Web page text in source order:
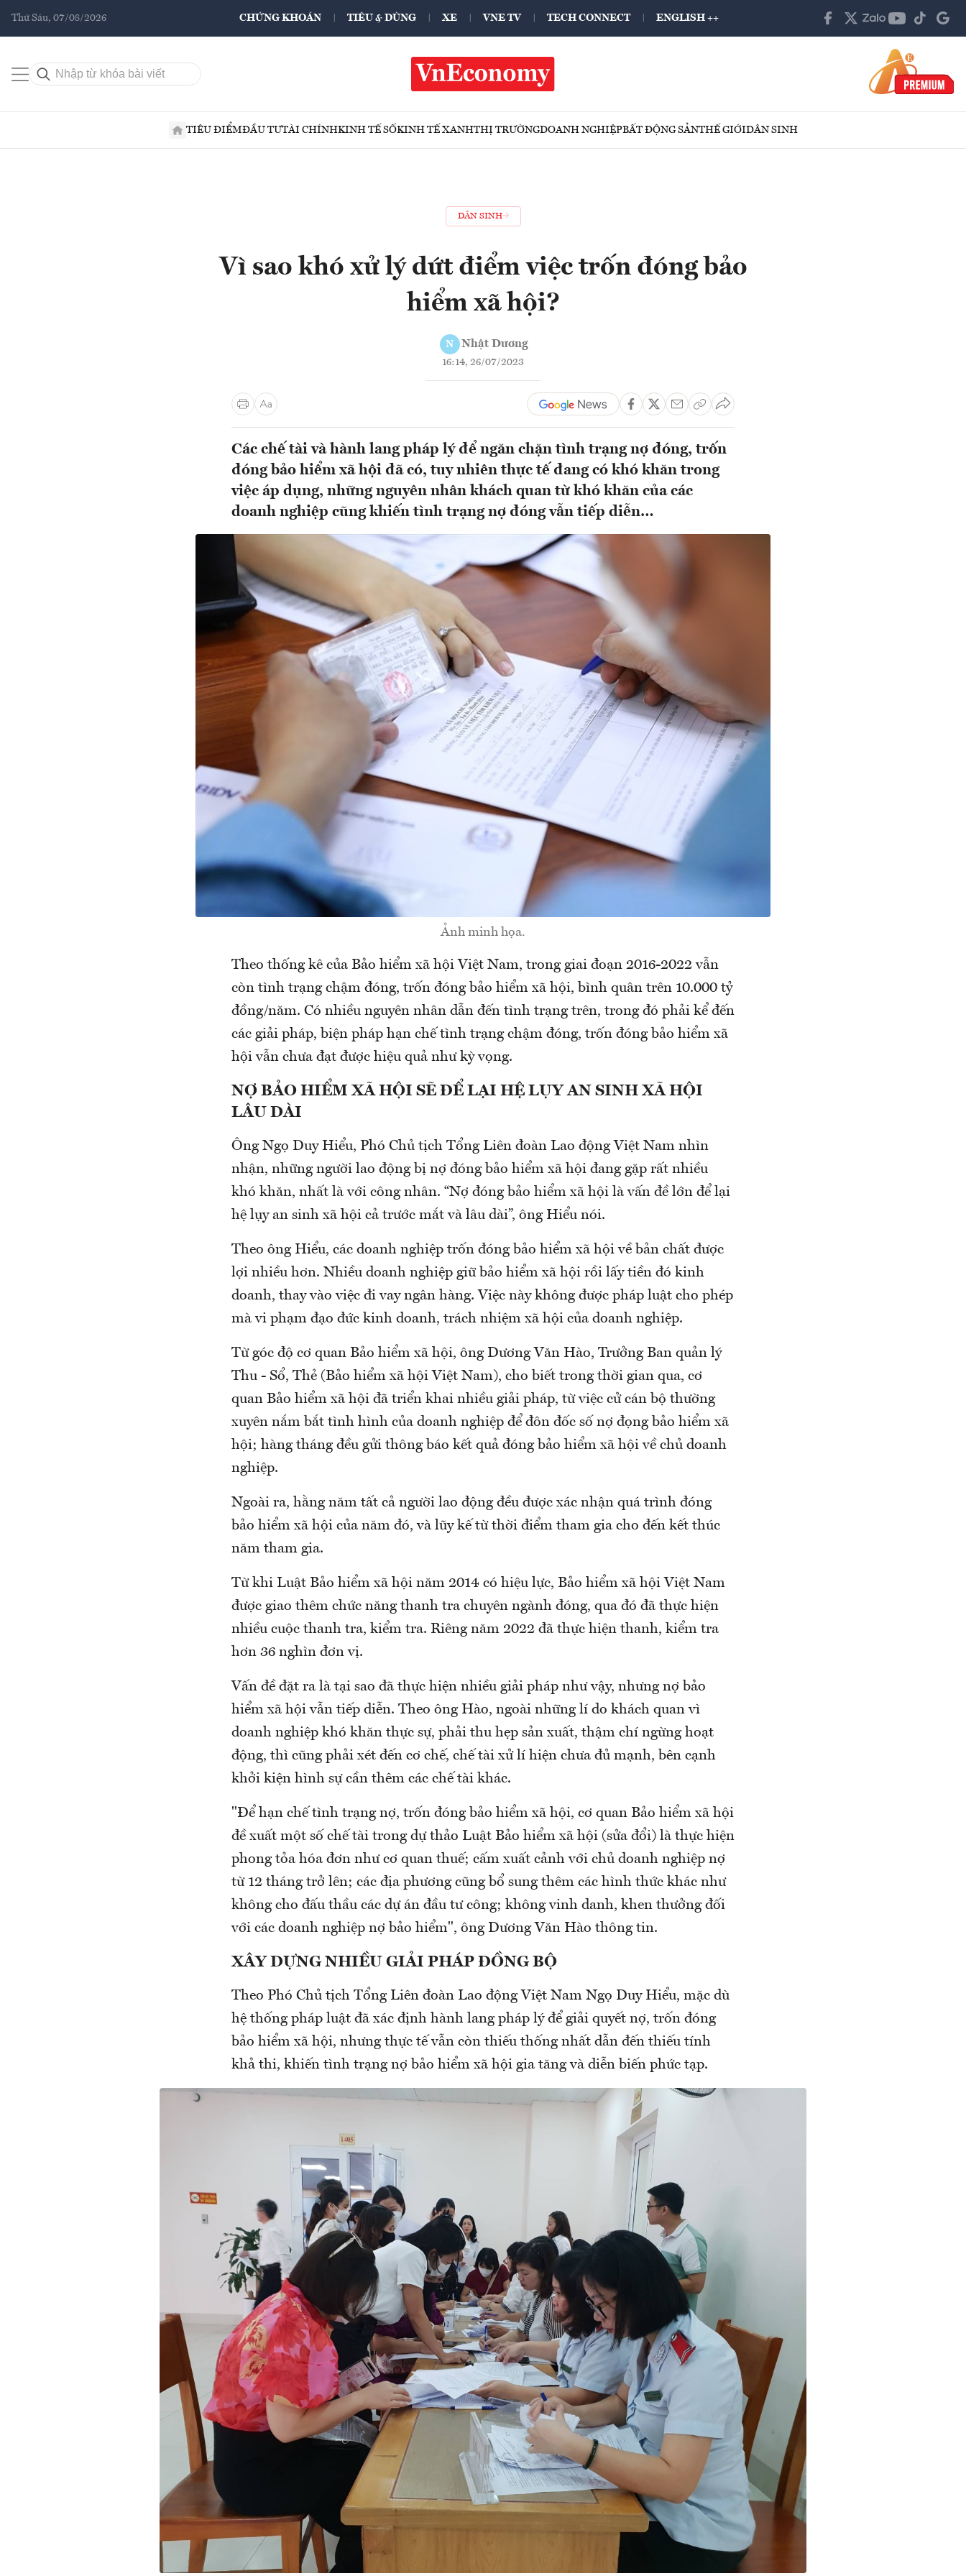
Thứ Sáu, 07/08/2026 CHỨNG KHOÁN TIÊU & DÙNG XE VNE TV TECH CONNECT ENGLISH ++
TIÊU ĐIỂMĐẦU TƯTÀI CHÍNHKINH TẾ SỐKINH TẾ XANHTHỊ TRƯỜNGDOANH NGHIỆPBẤT ĐỘNG SẢNTHẾ GIỚIDÂN SINH
DÂN SINH
Vì sao khó xử lý dứt điểm việc trốn đóng bảo
hiểm xã hội?
N Nhật Dương
16:14, 26/07/2023
Các chế tài và hành lang pháp lý để ngăn chặn tình trạng nợ đóng, trốn
đóng bảo hiểm xã hội đã có, tuy nhiên thực tế đang có khó khăn trong
việc áp dụng, những nguyên nhân khách quan từ khó khăn của các
doanh nghiệp cũng khiến tình trạng nợ đóng vẫn tiếp diễn…
Ảnh minh họa.
Theo thống kê của Bảo hiểm xã hội Việt Nam, trong giai đoạn 2016-2022 vẫn
còn tình trạng chậm đóng, trốn đóng bảo hiểm xã hội, bình quân trên 10.000 tỷ
đồng/năm. Có nhiều nguyên nhân dẫn đến tình trạng trên, trong đó phải kể đến
các giải pháp, biện pháp hạn chế tình trạng chậm đóng, trốn đóng bảo hiểm xã
hội vẫn chưa đạt được hiệu quả như kỳ vọng.
NỢ BẢO HIỂM XÃ HỘI SẼ ĐỂ LẠI HỆ LỤY AN SINH XÃ HỘI
LÂU DÀI
Ông Ngọ Duy Hiểu, Phó Chủ tịch Tổng Liên đoàn Lao động Việt Nam nhìn
nhận, những người lao động bị nợ đóng bảo hiểm xã hội đang gặp rất nhiều
khó khăn, nhất là với công nhân. “Nợ đóng bảo hiểm xã hội là vấn đề lớn để lại
hệ lụy an sinh xã hội cả trước mắt và lâu dài”, ông Hiểu nói.
Theo ông Hiểu, các doanh nghiệp trốn đóng bảo hiểm xã hội về bản chất được
lợi nhiều hơn. Nhiều doanh nghiệp giữ bảo hiểm xã hội rồi lấy tiền đó kinh
doanh, thay vào việc đi vay ngân hàng. Việc này không được pháp luật cho phép
mà vi phạm đạo đức kinh doanh, trách nhiệm xã hội của doanh nghiệp.
Từ góc độ cơ quan Bảo hiểm xã hội, ông Dương Văn Hào, Trưởng Ban quản lý
Thu - Sổ, Thẻ (Bảo hiểm xã hội Việt Nam), cho biết trong thời gian qua, cơ
quan Bảo hiểm xã hội đã triển khai nhiều giải pháp, từ việc cử cán bộ thường
xuyên nắm bắt tình hình của doanh nghiệp để đôn đốc số nợ đọng bảo hiểm xã
hội; hàng tháng đều gửi thông báo kết quả đóng bảo hiểm xã hội về chủ doanh
nghiệp.
Ngoài ra, hằng năm tất cả người lao động đều được xác nhận quá trình đóng
bảo hiểm xã hội của năm đó, và lũy kế từ thời điểm tham gia cho đến kết thúc
năm tham gia.
Từ khi Luật Bảo hiểm xã hội năm 2014 có hiệu lực, Bảo hiểm xã hội Việt Nam
được giao thêm chức năng thanh tra chuyên ngành đóng, qua đó đã thực hiện
nhiều cuộc thanh tra, kiểm tra. Riêng năm 2022 đã thực hiện thanh, kiểm tra
hơn 36 nghìn đơn vị.
Vấn đề đặt ra là tại sao đã thực hiện nhiều giải pháp như vậy, nhưng nợ bảo
hiểm xã hội vẫn tiếp diễn. Theo ông Hào, ngoài những lí do khách quan vì
doanh nghiệp khó khăn thực sự, phải thu hẹp sản xuất, thậm chí ngừng hoạt
động, thì cũng phải xét đến cơ chế, chế tài xử lí hiện chưa đủ mạnh, bên cạnh
khởi kiện hình sự cần thêm các chế tài khác.
"Để hạn chế tình trạng nợ, trốn đóng bảo hiểm xã hội, cơ quan Bảo hiểm xã hội
đề xuất một số chế tài trong dự thảo Luật Bảo hiểm xã hội (sửa đổi) là thực hiện
phong tỏa hóa đơn như cơ quan thuế; cấm xuất cảnh với chủ doanh nghiệp nợ
từ 12 tháng trở lên; các địa phương cũng bổ sung thêm các hình thức khác như
không cho đấu thầu các dự án đầu tư công; không vinh danh, khen thưởng đối
với các doanh nghiệp nợ bảo hiểm", ông Dương Văn Hào thông tin.
XÂY DỰNG NHIỀU GIẢI PHÁP ĐỒNG BỘ
Theo Phó Chủ tịch Tổng Liên đoàn Lao động Việt Nam Ngọ Duy Hiểu, mặc dù
hệ thống pháp luật đã xác định hành lang pháp lý để giải quyết nợ, trốn đóng
bảo hiểm xã hội, nhưng thực tế vẫn còn thiếu thống nhất dẫn đến thiếu tính
khả thi, khiến tình trạng nợ bảo hiểm xã hội gia tăng và diễn biến phức tạp.